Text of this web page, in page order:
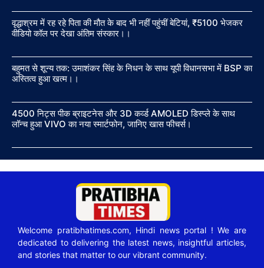
वृद्धाश्रम में रह रहे पिता की मौत के बाद भी नहीं पहुंचीं बेटियां, ₹5100 भेजकर
वीडियो कॉल पर देखा अंतिम संस्कार।।
बहुमत से शून्य तक: उमाशंकर सिंह के निधन के साथ यूपी विधानसभा में BSP का
अस्तित्व हुआ खत्म।।
4500 निट्स पीक ब्राइटनेस और 3D कर्व्ड AMOLED डिस्प्ले के साथ
लॉन्च हुआ VIVO का नया स्मार्टफोन, जानिए खास फीचर्स।
Welcome pratibhatimes.com, Hindi news portal ! We are
dedicated to delivering the latest news, insightful articles,
and stories that matter to our vibrant community.